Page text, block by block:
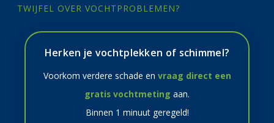
TWIJFEL OVER VOCHTPROBLEMEN?
Herken je vochtplekken of schimmel?
Voorkom verdere schade en vraag direct een
gratis vochtmeting aan.
Binnen 1 minuut geregeld!